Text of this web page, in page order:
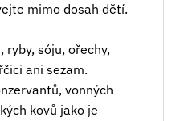
mimo dosah dětí.
ryby, sóju, ořechy,
ani sezam.
vonných
kovů jako je